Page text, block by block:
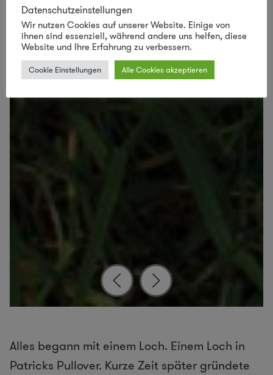
Alles begann mit einem Loch. Einem Loch in
Patricks Pullover. Kurze Zeit später gründete
Datenschutzeinstellungen
Wir nutzen Cookies auf unserer Website. Einige von
ihnen sind essenziell, während andere uns helfen, diese
Website und Ihre Erfahrung zu verbessern.
Cookie Einstellungen Alle Cookies akzeptieren